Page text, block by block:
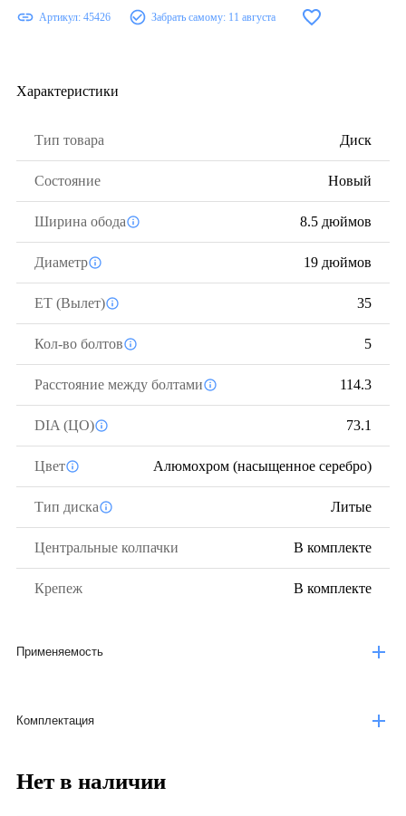
Артикул: 45426 Забрать самому: 11 августа
Характеристики
Тип товара Диск
Состояние Новый
Ширина обода 8.5 дюймов
Диаметр 19 дюймов
ЕТ (Вылет) 35
Кол-во болтов 5
Расстояние между болтами 114.3
DIA (ЦО) 73.1
Цвет Алюмохром (насыщенное серебро)
Тип диска Литые
Центральные колпачки В комплекте
Крепеж В комплекте
Применяемость
Комплектация
Нет в наличии